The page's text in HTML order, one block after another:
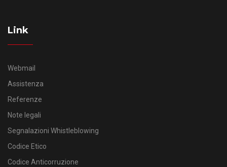
Link
Webmail
Assistenza
Referenze
Note legali
Segnalazioni Whistleblowing
Codice Etico
Codice Anticorruzione